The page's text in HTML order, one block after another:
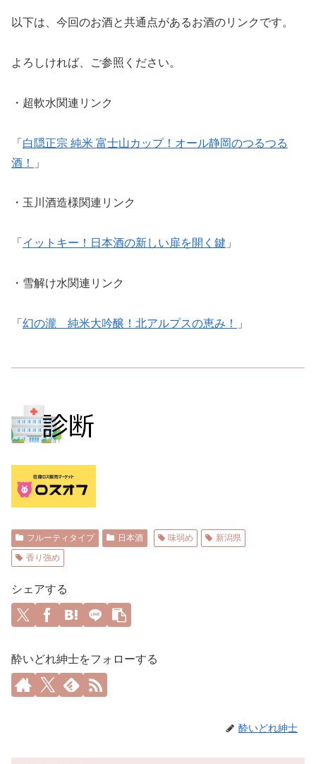
以下は、今回のお酒と共通点があるお酒のリンクです。
よろしければ、ご参照ください。
・超軟水関連リンク
「 白隠正宗 純米 富士山カップ！オール静岡のつるつる
酒！
」
・玉川酒造様関連リンク
「 イットキー！日本酒の新しい扉を開く鍵 」
・雪解け水関連リンク
「 幻の瀧 純米大吟醸！北アルプスの恵み！ 」
フルーティタイプ 日本酒 味弱め
新潟県
香り強め
シェアする
酔いどれ紳士をフォローする
酔いどれ紳士